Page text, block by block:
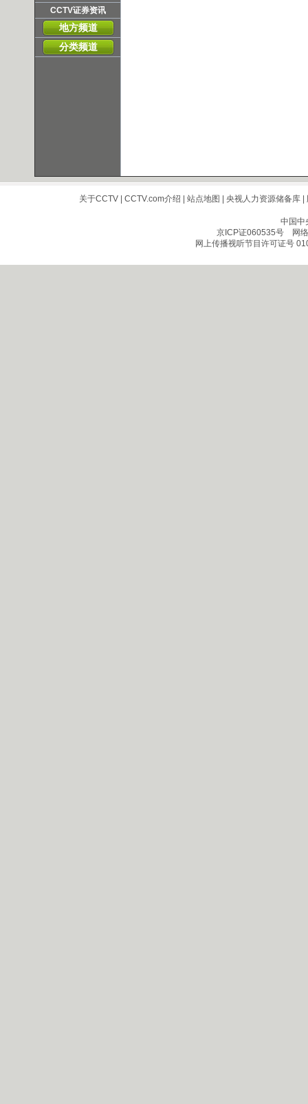
CCTV证券资讯
地方频道
分类频道
关于CCTV| CCTV.com介绍 站点地图 央视人力资源储备库|
中国中
京ICP证060535号网络
网上传播视听节目许可证号